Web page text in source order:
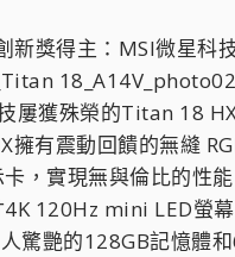
新獎得主：MSI微星科
屢獲殊榮的Titan 18
擁有震動回饋的無縫
，實現無與倫比的性
120Hz mini LED螢
驚艷的128GB記憶體